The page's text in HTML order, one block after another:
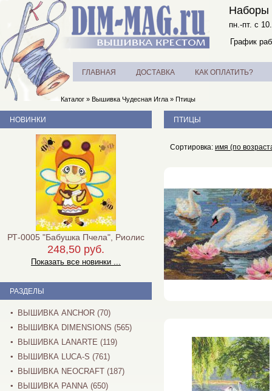
Наборы
пн.-пт. с
График
ГЛАВНАЯ ДОСТАВКА КАК ОПЛАТИТЬ?
Каталог » Вышивка Чудесная Игла » Птицы
ПТИЦЫ
Сортировка: имя (по
НОВИНКИ
РТ-0005 "Бабушка Пчела", Риолис
248,50 руб.
Показать все новинки ...
РАЗДЕЛЫ
ВЫШИВКА ANCHOR (70)
ВЫШИВКА DIMENSIONS (565)
ВЫШИВКА LANARTE (119)
ВЫШИВКА LUCA-S (761)
ВЫШИВКА NEOCRAFT (187)
ВЫШИВКА PANNA (650)